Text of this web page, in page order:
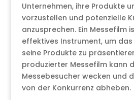
Unternehmen, ihre Produkte
vorzustellen und potenzielle
anzusprechen. Ein Messefilm
effektives Instrument, um
seine Produkte zu
produzierter Messefilm kann
Messebesucher wecken und
von der Konkurrenz abheben.